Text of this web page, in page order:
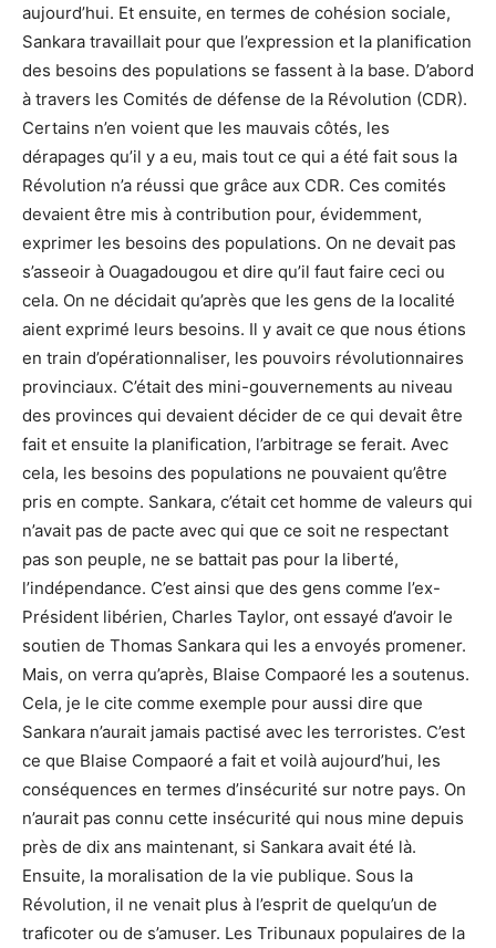
aujourd’hui. Et ensuite, en termes de cohésion sociale,
Sankara travaillait pour que l’expression et la planification
des besoins des populations se fassent à la base. D’abord
à travers les Comités de défense de la Révolution (CDR).
Certains n’en voient que les mauvais côtés, les
dérapages qu’il y a eu, mais tout ce qui a été fait sous la
Révolution n’a réussi que grâce aux CDR. Ces comités
devaient être mis à contribution pour, évidemment,
exprimer les besoins des populations. On ne devait pas
s’asseoir à Ouagadougou et dire qu’il faut faire ceci ou
cela. On ne décidait qu’après que les gens de la localité
aient exprimé leurs besoins. Il y avait ce que nous étions
en train d’opérationnaliser, les pouvoirs révolutionnaires
provinciaux. C’était des mini-gouvernements au niveau
des provinces qui devaient décider de ce qui devait être
fait et ensuite la planification, l’arbitrage se ferait. Avec
cela, les besoins des populations ne pouvaient qu’être
pris en compte. Sankara, c’était cet homme de valeurs qui
n’avait pas de pacte avec qui que ce soit ne respectant
pas son peuple, ne se battait pas pour la liberté,
l’indépendance. C’est ainsi que des gens comme l’ex-
Président libérien, Charles Taylor, ont essayé d’avoir le
soutien de Thomas Sankara qui les a envoyés promener.
Mais, on verra qu’après, Blaise Compaoré les a soutenus.
Cela, je le cite comme exemple pour aussi dire que
Sankara n’aurait jamais pactisé avec les terroristes. C’est
ce que Blaise Compaoré a fait et voilà aujourd’hui, les
conséquences en termes d’insécurité sur notre pays. On
n’aurait pas connu cette insécurité qui nous mine depuis
près de dix ans maintenant, si Sankara avait été là.
Ensuite, la moralisation de la vie publique. Sous la
Révolution, il ne venait plus à l’esprit de quelqu’un de
traficoter ou de s’amuser. Les Tribunaux populaires de la